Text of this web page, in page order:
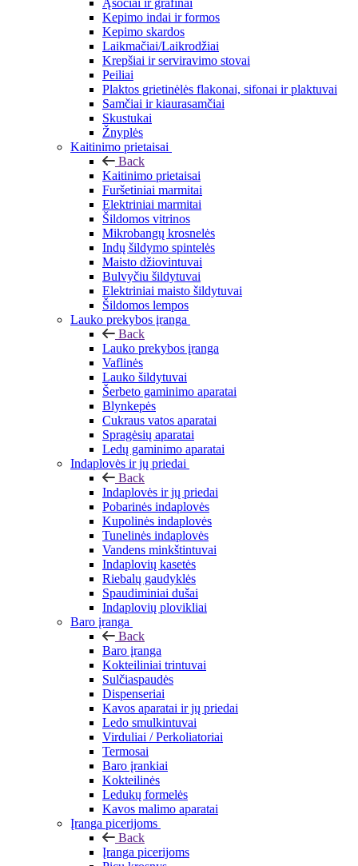
Ąsočiai ir grafinai
Kepimo indai ir formos
Kepimo skardos
Laikmačiai/Laikrodžiai
Krepšiai ir serviravimo stovai
Peiliai
Plaktos grietinėlės flakonai, sifonai ir plaktuvai
Samčiai ir kiaurasamčiai
Skustukai
Žnyplės
Kaitinimo prietaisai
Back
Kaitinimo prietaisai
Furšetiniai marmitai
Elektriniai marmitai
Šildomos vitrinos
Mikrobangų krosnelės
Indų šildymo spintelės
Maisto džiovintuvai
Bulvyčiu šildytuvai
Elektriniai maisto šildytuvai
Šildomos lempos
Lauko prekybos įranga
Back
Lauko prekybos įranga
Vaflinės
Lauko šildytuvai
Šerbeto gaminimo aparatai
Blynkepės
Cukraus vatos aparatai
Spragėsių aparatai
Ledų gaminimo aparatai
Indaplovės ir jų priedai
Back
Indaplovės ir jų priedai
Pobarinės indaplovės
Kupolinės indaplovės
Tunelinės indaplovės
Vandens minkštintuvai
Indaplovių kasetės
Riebalų gaudyklės
Spaudiminiai dušai
Indaplovių plovikliai
Baro įranga
Back
Baro įranga
Kokteiliniai trintuvai
Sulčiaspaudės
Dispenseriai
Kavos aparatai ir jų priedai
Ledo smulkintuvai
Virduliai / Perkoliatoriai
Termosai
Baro įrankiai
Kokteilinės
Ledukų formelės
Kavos malimo aparatai
Įranga picerijoms
Back
Įranga picerijoms